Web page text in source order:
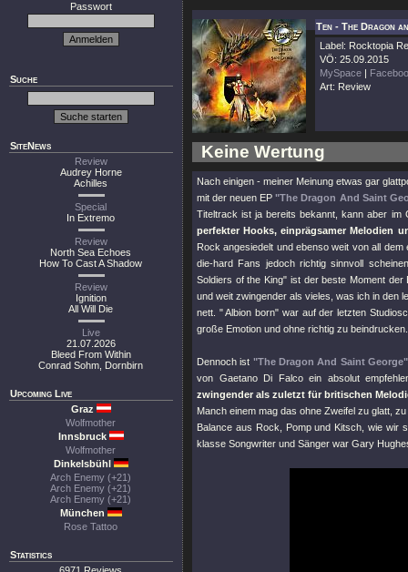
Passwort
Suche
SiteNews
Review
Audrey Horne
Achilles
Special
In Extremo
Review
North Sea Echoes
How To Cast A Shadow
Review
Ignition
All Will Die
Live
21.07.2026
Bleed From Within
Conrad Sohm, Dornbirn
Upcoming Live
Graz
Wolfmother
Innsbruck
Wolfmother
Dinkelsbühl
Arch Enemy (+21)
Arch Enemy (+21)
Arch Enemy (+21)
München
Rose Tattoo
Statistics
Ten - The Dragon
Label: Rocktopia
VÖ: 25.09.2015
MySpace |
Art: Review
Keine Wertung
Nach einigen - meiner Meinung etwas gar
mit der neuen EP"The Dragon And Saint
Titeltrack ist ja bereits bekannt, kann aber
perfekter Hooks, einprägsamer Melodien
Rock angesiedelt und ebenso weit von all
die-hard Fans jedoch richtig sinnvoll
Soldiers of the King" ist der beste Moment der
und weit zwingender als vieles, was ich in den
nett. " Albion born" war auf der letzten
große Emotion und ohne richtig zu beindrucken.
Dennoch ist "The Dragon And Saint George"
von Gaetano Di Falco ein absolut
zwingender als zuletzt für britischen
Manch einem mag das ohne Zweifel zu glatt,
Balance aus Rock, Pomp und Kitsch, wie wir
klasse Songwriter und Sänger war Gary